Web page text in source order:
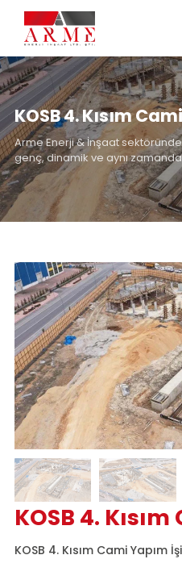
KOSB 4. Kısım
Arme Enerji & İnşaat
genç, dinamik ve aynı
KOSB 4.
KOSB 4. Kısım Cami Yapım İşi